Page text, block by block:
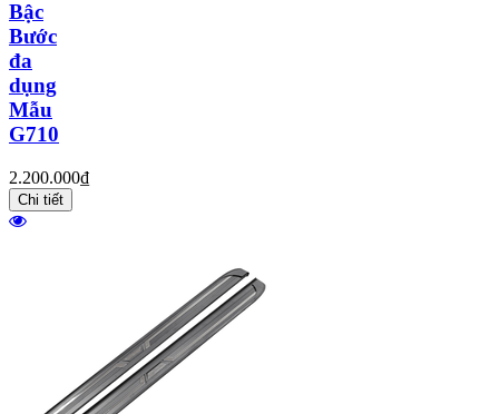
Bậc
Bước
đa
dụng
Mẫu
G710
2.200.000₫
Chi tiết